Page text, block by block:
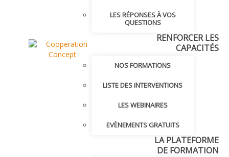
LES RÉPONSES À VOS
QUESTIONS
RENFORCER LES
CAPACITÉS
NOS FORMATIONS
LISTE DES INTERVENTIONS
LES WEBINAIRES
EVÈNEMENTS GRATUITS
LA PLATEFORME
DE FORMATION